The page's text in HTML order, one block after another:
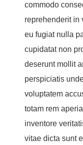
commodo
reprehenderit in
eu fugiat nulla
cupidatat non
deserunt mollit
perspiciatis
voluptatem
totam rem
inventore
vitae dicta sunt